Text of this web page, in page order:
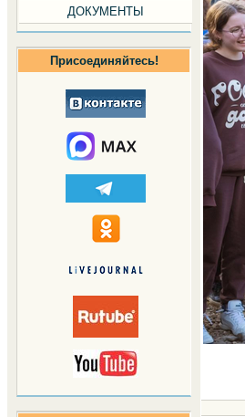
ДОКУМЕНТЫ
Присоединяйтесь!